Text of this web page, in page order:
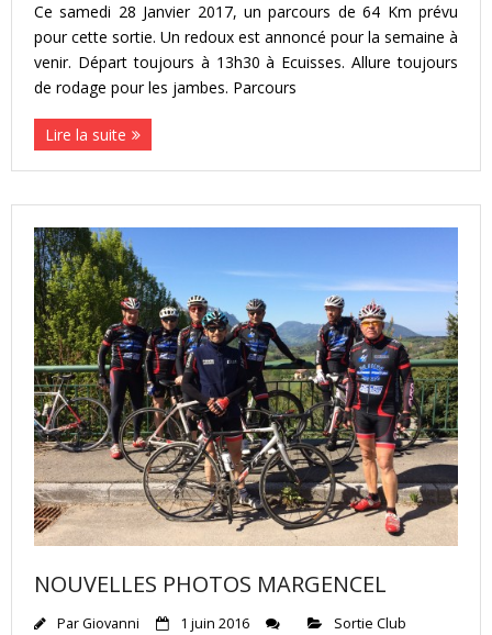
Ce samedi 28 Janvier 2017, un parcours de 64 Km prévu
pour cette sortie. Un redoux est annoncé pour la semaine à
venir. Départ toujours à 13h30 à Ecuisses. Allure toujours
de rodage pour les jambes. Parcours
Lire la suite
NOUVELLES PHOTOS MARGENCEL
ParGiovanni 1 juin 2016 Sortie Club